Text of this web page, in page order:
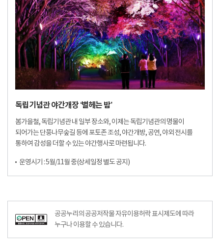
독립기념관 야간개장 ‘별헤는 밤’
봄가을철, 독립기념관 내 일부 장소와, 이제는 독립기념관의 명물이
되어가는 단풍나무숲길 등에 포토존 조성, 야간개방, 공연, 야외 전시를
통하여 감성을 더할 수 있는 야간행사로 마련됩니다.
운영시기 : 5월/11월 중(상세일정 별도 공지)
공공누리의 공공저작물 자유이용허락 표시제도에 따라
누구나 이용할 수 있습니다.